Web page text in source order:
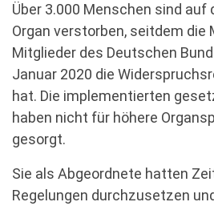
Über 3.000 Menschen sind
Organ verstorben, seitdem die
Mitglieder des Deutschen
Januar 2020 die
hat. Die implementierten
haben nicht für höhere
gesorgt.
Sie als Abgeordnete hatten
Regelungen durchzusetzen